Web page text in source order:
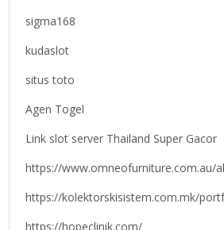
sigma168
kudaslot
situs toto
Agen Togel
Link slot server Thailand Super Gacor
https://www.omneofurniture.com.au/
https://kolektorskisistem.com.mk/
https://hopeclinik.com/